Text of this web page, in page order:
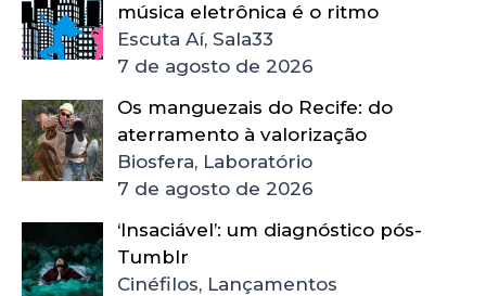
música eletrônica é o ritmo
Escuta Aí, Sala33
7 de agosto de 2026
Os manguezais do Recife: do
aterramento à valorização
Biosfera, Laboratório
7 de agosto de 2026
‘Insaciável’: um diagnóstico pós-
Tumblr
Cinéfilos, Lançamentos